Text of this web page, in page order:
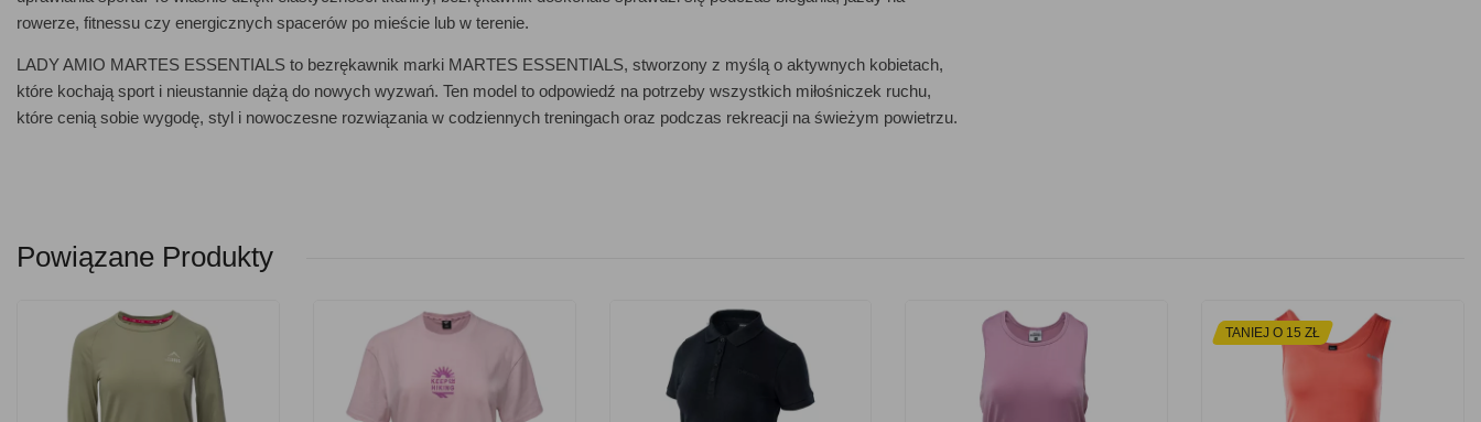
rowerze, fitnessu czy energicznych spacerów po mieście lub w terenie.
LADY AMIO MARTES ESSENTIALS to bezrękawnik marki MARTES ESSENTIALS, stworzony z myślą o aktywnych kobietach,
które kochają sport i nieustannie dążą do nowych wyzwań. Ten model to odpowiedź na potrzeby wszystkich miłośniczek ruchu,
które cenią sobie wygodę, styl i nowoczesne rozwiązania w codziennych treningach oraz podczas rekreacji na świeżym powietrzu.
Powiązane Produkty
TANIEJ O 15 ZŁ